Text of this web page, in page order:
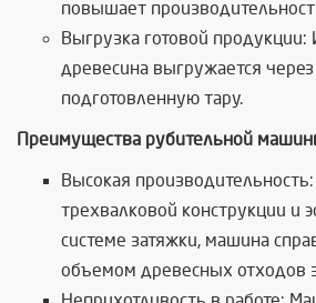
повышает
Выгрузка готовой продукции:
древесина выгружается
подготовленную тару.
Преимущества рубительной
Высокая
трехвалковой конструкции и
системе затяжки, машина
объемом древесных отходов